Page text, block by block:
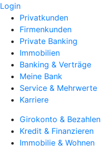
Login
Privatkunden
Firmenkunden
Private Banking
Immobilien
Banking & Verträge
Meine Bank
Service & Mehrwerte
Karriere
Girokonto & Bezahlen
Kredit & Finanzieren
Immobilie & Wohnen